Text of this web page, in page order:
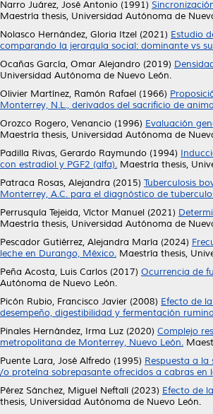
Narro Juárez, José Antonio (1991)
Maestría thesis, Universidad Autónoma de
Nolasco Hernández, Gloria Itzel (2021) Estudio
comparando la jerarquía social: dominante vs
Ocañas García, Omar Alejandro (2019)
Universidad Autónoma de Nuevo León.
Olivier Martínez, Ramón Rafael (1966)
Monterrey, N.L., derivados del sacrificio de
Orozco Rogero, Venancio (1996) Evaluación
Maestría thesis, Universidad Autónoma de
Padilla Rivas, Gerardo Raymundo (1994)
con estradiol y PGF2 (alfa). Maestría thesis,
Patraca Rosas, Alejandra (2015) Tuberculosis
Monterrey, A.C. para el diagnóstico de
Perrusquía Tejeida, Víctor Manuel (2021)
Maestría thesis, Universidad Autónoma de
Pescador Gutiérrez, Alejandra María (2024)
leche en Durango, México. Maestría thesis,
Peña Acosta, Luis Carlos (2017) Ocurrencia de
Autónoma de Nuevo León.
Picón Rubio, Francisco Javier (2008) Efecto de
desempeño, digestibilidad y fermentación
Pinales Hernández, Irma Luz (2020) Complejo
metropolitana de Monterrey, Nuevo León.
Puente Lara, José Alfredo (1995) Respuesta a
/o proteína sobrepasante ofrecidos a cabras en
Pérez Sánchez, Miguel Neftalí (2023) Efecto de
thesis, Universidad Autónoma de Nuevo León.